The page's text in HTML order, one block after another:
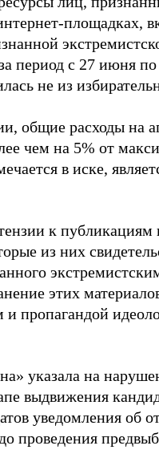
площадках,
период с 27 июня
не из
общие расходы на
чем на 5% от
в иске,
к
из них
этих
пропагандой
указала на
выдвижения
уведомления об
проведения